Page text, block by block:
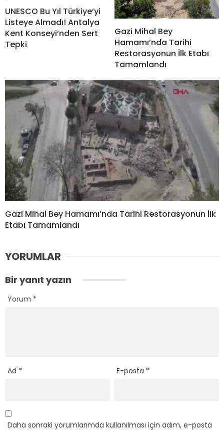
UNESCO Bu Yıl Türkiye’yi
Listeye Almadı! Antalya
Kent Konseyi’nden Sert
Tepki
Gazi Mihal Bey
Hamamı’nda Tarihi
Restorasyonun İlk Etabı
Tamamlandı
Gazi Mihal Bey Hamamı’nda Tarihi Restorasyonun İlk
Etabı Tamamlandı
YORUMLAR
Bir yanıt yazın
Yorum *
Ad * E-posta *
Daha sonraki yorumlarımda kullanılması için adım, e-posta